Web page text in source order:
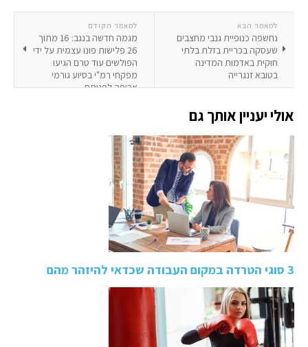
למאמר הקודם
מגמה חדשה בנגב: 16 מתוך
26 פלישות פונו עצמית על ידי
הפולשים עוד טרם הגיעו
מפקחי רמ"י בסיוע גורמי
אכיפה לפנותם
למאמר הבא
נחשפה כנופיית גנבי מחצבים
שעסקה בכריית בזלת בלתי
חוקית באדמות המדינה
בטובא זנגרייה
אולי יעניין אותך גם
3 סוגי הטרדה במקום העבודה שכדאי להיזהר מהם